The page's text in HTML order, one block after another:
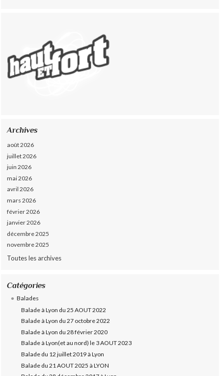
Archives
août 2026
juillet 2026
juin 2026
mai 2026
avril 2026
mars 2026
février 2026
janvier 2026
décembre 2025
novembre 2025
Toutes les archives
Catégories
Balades
Balade à Lyon du 25 AOUT 2022
Balade à Lyon du 27 octobre 2022
Balade à Lyon du 28 février 2020
Balade à Lyon(et au nord) le 3 AOUT 2023
Balade du 12 juillet 2019 à Lyon
Balade du 21 AOUT 2025 à LYON